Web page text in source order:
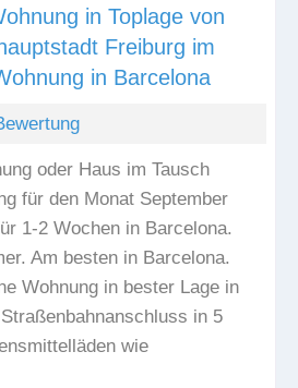
in Toplage von
Freiburg im
in Barcelona
oder Haus im Tausch
für den Monat September
1-2 Wochen in Barcelona.
Am besten in Barcelona.
Wohnung in bester Lage in
in 5
wie